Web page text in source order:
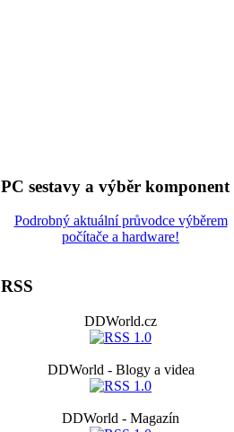
PC sestavy a výběr komponent
Podrobný aktuální průvodce výběrem
počítače a hardware!
RSS
DDWorld.cz
DDWorld - Blogy a videa
DDWorld - Magazín